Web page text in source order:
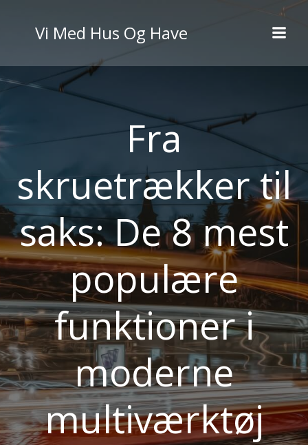
til
indhold
Vi Med Hus Og Have
Fra
skruetrækker til
saks: De 8 mest
populære
funktioner i
moderne
multiværktøj